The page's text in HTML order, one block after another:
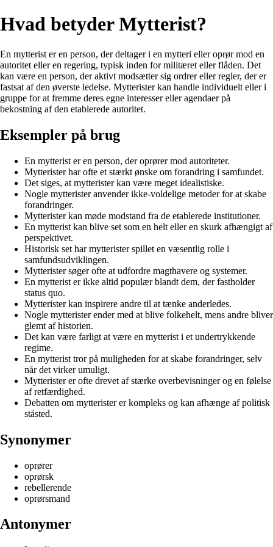
Hvad betyder Mytterist?
En mytterist er en person, der deltager i en mytteri eller oprør mod en
autoritet eller en regering, typisk inden for militæret eller flåden. Det
kan være en person, der aktivt modsætter sig ordrer eller regler, der er
fastsat af den øverste ledelse. Mytterister kan handle individuelt eller i
gruppe for at fremme deres egne interesser eller agendaer på
bekostning af den etablerede autoritet.
Eksempler på brug
En mytterist er en person, der oprører mod autoriteter.
Mytterister har ofte et stærkt ønske om forandring i samfundet.
Det siges, at mytterister kan være meget idealistiske.
Nogle mytterister anvender ikke-voldelige metoder for at skabe
forandringer.
Mytterister kan møde modstand fra de etablerede institutioner.
En mytterist kan blive set som en helt eller en skurk afhængigt af
perspektivet.
Historisk set har mytterister spillet en væsentlig rolle i
samfundsudviklingen.
Mytterister søger ofte at udfordre magthavere og systemer.
En mytterist er ikke altid populær blandt dem, der fastholder
status quo.
Mytterister kan inspirere andre til at tænke anderledes.
Nogle mytterister ender med at blive folkehelt, mens andre bliver
glemt af historien.
Det kan være farligt at være en mytterist i et undertrykkende
regime.
En mytterist tror på muligheden for at skabe forandringer, selv
når det virker umuligt.
Mytterister er ofte drevet af stærke overbevisninger og en følelse
af retfærdighed.
Debatten om mytterister er kompleks og kan afhænge af politisk
ståsted.
Synonymer
oprører
oprørsk
rebellerende
oprørsmand
Antonymer